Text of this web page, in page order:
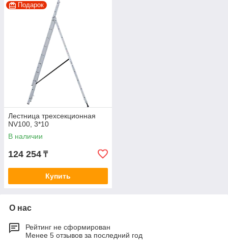
Подарок
Лестница трехсекционная
NV100, 3*10
В наличии
124 254 ₸
Купить
О нас
Рейтинг не сформирован
Менее 5 отзывов за последний год